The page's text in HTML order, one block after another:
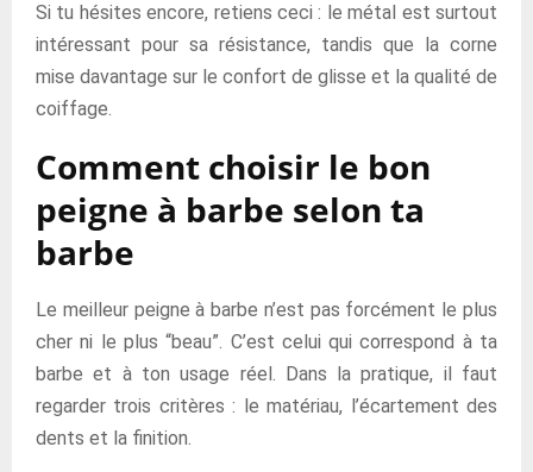
Si tu hésites encore, retiens ceci : le métal est surtout
intéressant pour sa résistance, tandis que la corne
mise davantage sur le confort de glisse et la qualité de
coiffage.
Comment choisir le bon
peigne à barbe selon ta
barbe
Le meilleur peigne à barbe n’est pas forcément le plus
cher ni le plus “beau”. C’est celui qui correspond à ta
barbe et à ton usage réel. Dans la pratique, il faut
regarder trois critères : le matériau, l’écartement des
dents et la finition.